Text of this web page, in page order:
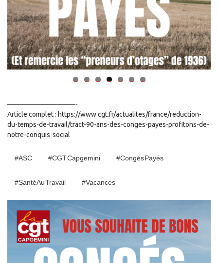
——————————-
Article complet : https://www.cgt.fr/actualites/france/reduction-
du-temps-de-travail/tract-90-ans-des-conges-payes-profitons-de-
notre-conquis-social
#ASC #CGT Capgemini #Congés Payés
#Santé Au Travail #Vacances